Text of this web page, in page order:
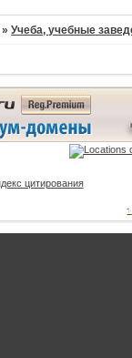
»Учеба, учебные